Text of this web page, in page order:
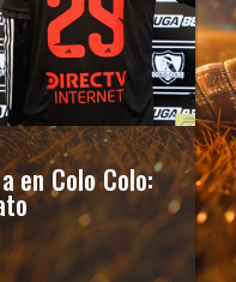
en Colo Colo: